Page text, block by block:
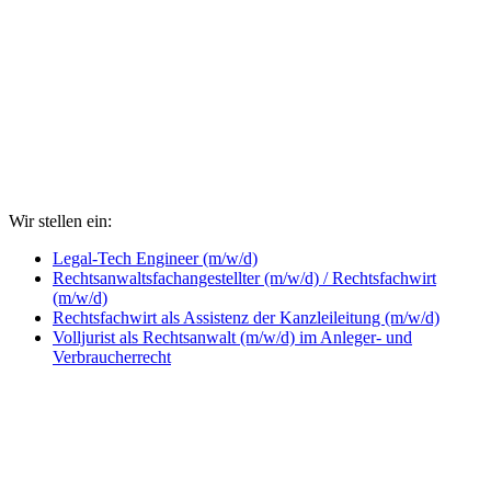
Wir stellen ein:
Legal-Tech Engineer (m/w/d)
Rechtsanwaltsfachangestellter (m/w/d) / Rechtsfachwirt
(m/w/d)
Rechtsfachwirt als Assistenz der Kanzleileitung (m/w/d)
Volljurist als Rechtsanwalt (m/w/d) im Anleger- und
Verbraucherrecht